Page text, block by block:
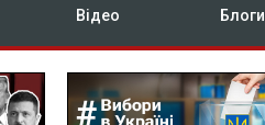
Відео Блоги